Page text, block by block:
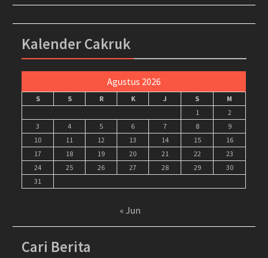
Kalender Cakruk
Agustus 2026
S S R K J S
M
1
2
3
4 5 6 7 8
9
10
11 12 13 14 15
16
17
18 19 20 21 22
23
24
25 26 27 28 29
30
31
« Jun
Cari Berita